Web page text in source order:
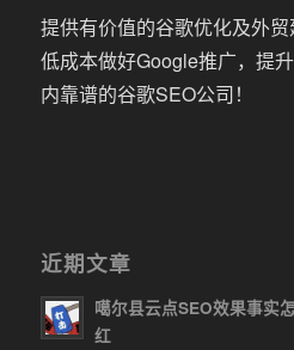
提供有价值的谷歌优化及外
低成本做好Google推广，提
内靠谱的谷歌SEO公司！
近期文章
噶尔县云点SEO效果事实
红